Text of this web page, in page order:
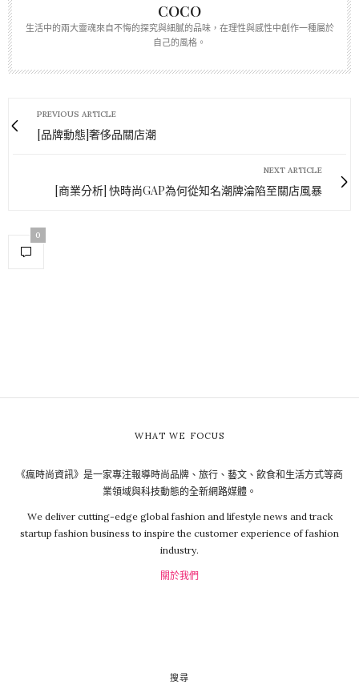
COCO
生活中的兩大靈魂來自不悔的探究與細膩的品味，在理性與感性中創作一種屬於
自己的風格。
PREVIOUS ARTICLE
[品牌動態]奢侈品關店潮
NEXT ARTICLE
[商業分析] 快時尚GAP為何從知名潮牌淪陷至關店風暴
0
WHAT WE FOCUS
《瘋時尚資訊》是一家專注報導時尚品牌、旅行、藝文、飲食和生活方式等商
業領域與科技動態的全新網路媒體。
We deliver cutting-edge global fashion and lifestyle news and track
startup fashion business to inspire the customer experience of fashion
industry.
關於我們
搜尋